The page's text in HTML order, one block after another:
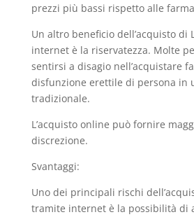
prezzi più bassi rispetto alle
Un altro beneficio dell’acquisto di
internet è la riservatezza. Molte
sentirsi a disagio nell’acquistare
disfunzione erettile di persona in
tradizionale.
L’acquisto online può fornire
discrezione.
Svantaggi:
Uno dei principali rischi
tramite internet è la possibilità di